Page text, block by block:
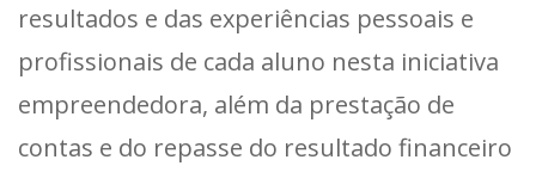
resultados e das experiências pessoais e
profissionais de cada aluno nesta iniciativa
empreendedora, além da prestação de
contas e do repasse do resultado financeiro